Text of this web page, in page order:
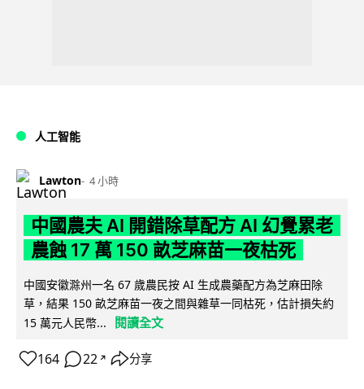
人工智能
Lawton 4 小時
中國農夫 AI 開錯除草配方 AI 幻覺累老
農蝕 17 萬 150 畝芝麻苗一夜枯死
中國安徽滁州一名 67 歲農民按 AI 生成農藥配方為芝麻田除
草，結果 150 畝芝麻苗一夜之間與雜草一同枯死，估計損失約
15 萬元人民幣...
閱讀全文
164 22 ↗ 分享